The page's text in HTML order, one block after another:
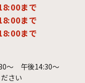
まで
まで
まで
～ 午後14:30～
さい